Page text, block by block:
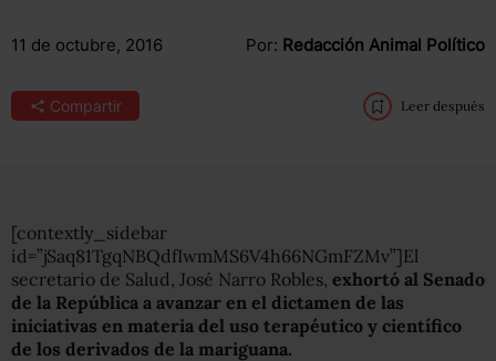
11 de octubre, 2016 Por: Redacción Animal Político
Compartir Leer después
[contextly_sidebar
id=”jSaq81TgqNBQdfIwmMS6V4h66NGmFZMv”]El
secretario de Salud, José Narro Robles, exhortó al Senado
de la República a avanzar en el dictamen de las
iniciativas en materia del uso terapéutico y científico
de los derivados de la mariguana.